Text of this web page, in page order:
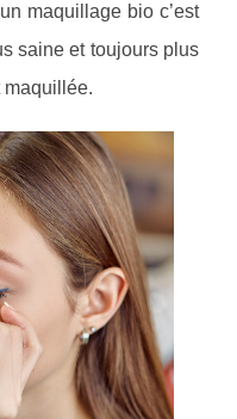
maquillage bio c’est
saine et toujours plus
maquillée.